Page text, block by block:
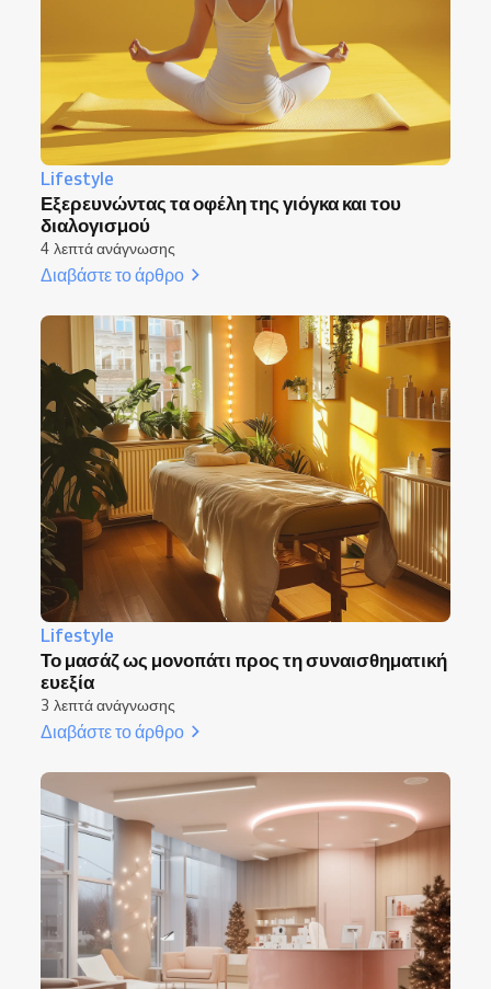
Lifestyle
Εξερευνώντας τα οφέλη της γιόγκα και του
διαλογισμού
4 λεπτά ανάγνωσης
Διαβάστε το άρθρο
Lifestyle
Το μασάζ ως μονοπάτι προς τη συναισθηματική
ευεξία
3 λεπτά ανάγνωσης
Διαβάστε το άρθρο